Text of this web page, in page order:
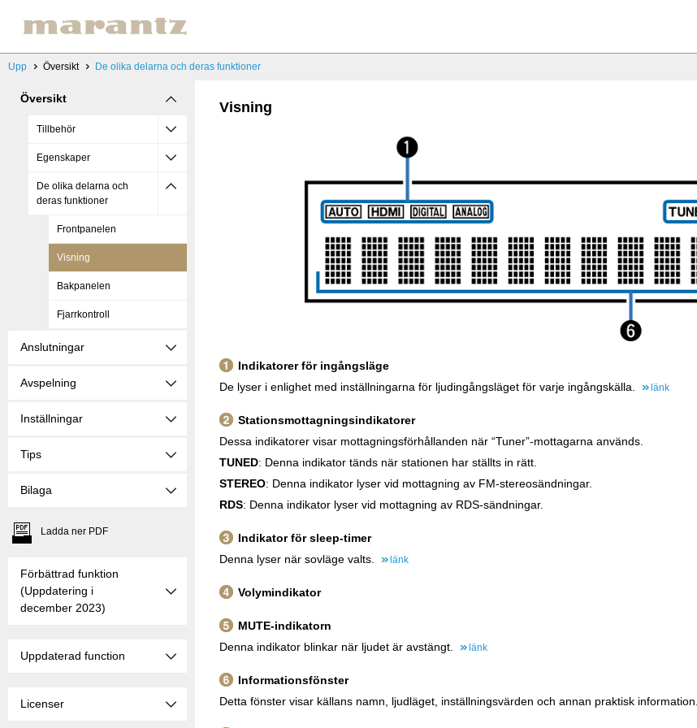
Upp Översikt De olika delarna och deras funktioner
Översikt
Tillbehör
Egenskaper
De olika delarna och
deras funktioner
Frontpanelen
Visning
Bakpanelen
Fjarrkontroll
Anslutningar
Avspelning
Inställningar
Tips
Bilaga
Ladda ner PDF
Förbättrad funktion
(Uppdatering i
december 2023)
Uppdaterad function
Licenser
Visning
Indikatorer för ingångsläge
De lyser i enlighet med inställningarna för ljudingångsläget för varje ingångskälla.
länk
Stationsmottagningsindikatorer
Dessa indikatorer visar mottagningsförhållanden när “Tuner”-mottagarna används.
TUNED: Denna indikator tänds när stationen har ställts in rätt.
STEREO: Denna indikator lyser vid mottagning av FM-stereosändningar.
RDS: Denna indikator lyser vid mottagning av RDS-sändningar.
Indikator för sleep-timer
Denna lyser när sovläge valts.
länk
Volymindikator
MUTE-indikatorn
Denna indikator blinkar när ljudet är avstängt.
länk
Informationsfönster
Detta fönster visar källans namn, ljudläget, inställningsvärden och annan praktisk information.